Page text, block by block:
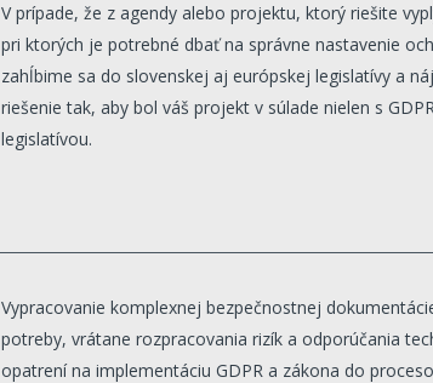
V prípade, že z agendy alebo projektu, ktorý riešite
pri ktorých je potrebné dbať na správne nastavenie
zahĺbime sa do slovenskej aj európskej legislatívy a
riešenie tak, aby bol váš projekt v súlade nielen s
legislatívou.
Vypracovanie komplexnej bezpečnostnej
potreby, vrátane rozpracovania rizík a odporúčania
opatrení na implementáciu GDPR a zákona do